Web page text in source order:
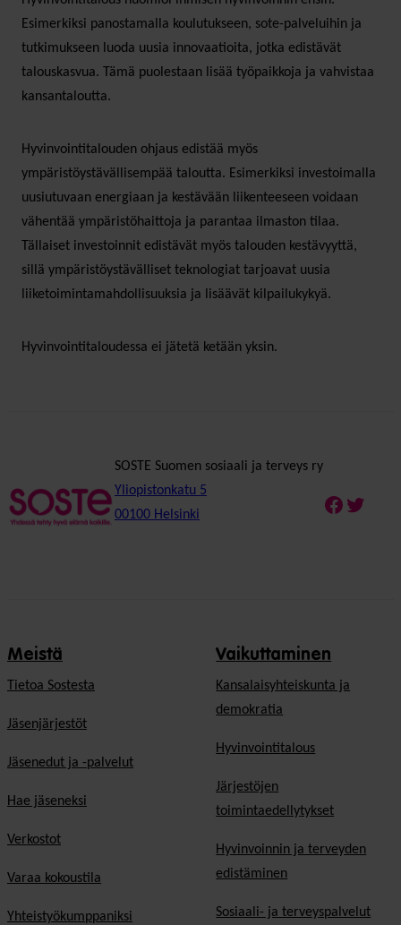
Esimerkiksi panostamalla koulutukseen, sote-palveluihin ja
tutkimukseen luoda uusia innovaatioita, jotka edistävät
talouskasvua. Tämä puolestaan lisää työpaikkoja ja vahvistaa
kansantaloutta.
Hyvinvointitalouden ohjaus edistää myös
ympäristöystävällisempää taloutta. Esimerkiksi investoimalla
uusiutuvaan energiaan ja kestävään liikenteeseen voidaan
vähentää ympäristöhaittoja ja parantaa ilmaston tilaa.
Tällaiset investoinnit edistävät myös talouden kestävyyttä,
sillä ympäristöystävälliset teknologiat tarjoavat uusia
liiketoimintamahdollisuuksia ja lisäävät kilpailukykyä.
Hyvinvointitaloudessa ei jätetä ketään yksin.
SOSTE Suomen sosiaali ja terveys ry
Yliopistonkatu 5
00100 Helsinki
Meistä
Tietoa Sostesta
Jäsenjärjestöt
Jäsenedut ja -palvelut
Hae jäseneksi
Verkostot
Varaa kokoustila
Yhteistyökumppaniksi
Vaikuttaminen
Kansalaisyhteiskunta ja
demokratia
Hyvinvointitalous
Järjestöjen
toimintaedellytykset
Hyvinvoinnin ja terveyden
edistäminen
Sosiaali- ja terveyspalvelut